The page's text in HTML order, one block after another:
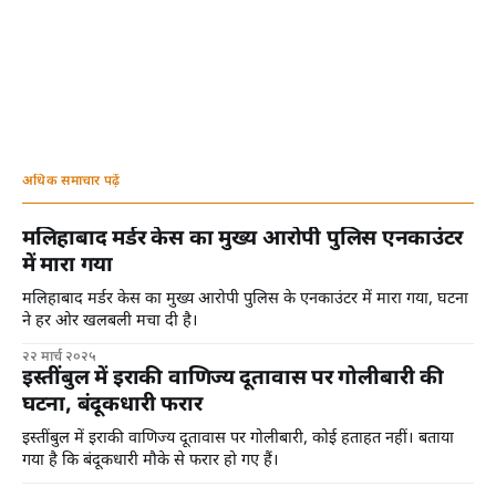
अधिक समाचार पढ़ें
मलिहाबाद मर्डर केस का मुख्य आरोपी पुलिस एनकाउंटर
में मारा गया
मलिहाबाद मर्डर केस का मुख्य आरोपी पुलिस के एनकाउंटर में मारा गया, घटना
ने हर ओर खलबली मचा दी है।
२२ मार्च २०२५
इस्तींबुल में इराकी वाणिज्य दूतावास पर गोलीबारी की
घटना, बंदूकधारी फरार
इस्तींबुल में इराकी वाणिज्य दूतावास पर गोलीबारी, कोई हताहत नहीं। बताया
गया है कि बंदूकधारी मौके से फरार हो गए हैं।